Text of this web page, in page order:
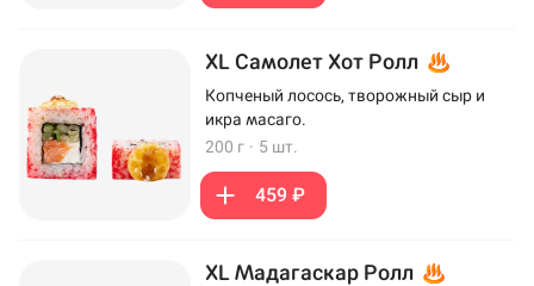
XL Самолет Хот Ролл
Копченый лосось, творожный сыр и
икра масаго.
200 г · 5 шт.
459 ₽
XL Мадагаскар Ролл